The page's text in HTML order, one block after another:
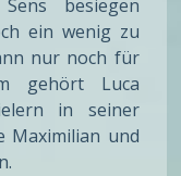
Sens besiegen
ein wenig zu
nur noch für
gehört Luca
in seiner
Maximilian und